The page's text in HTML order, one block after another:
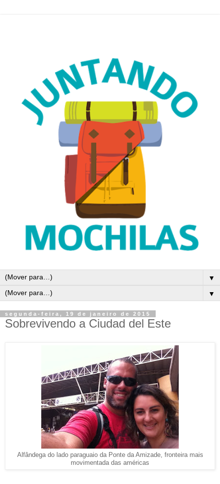
▼
▼
segunda-feira, 19 de janeiro de 2015
Sobrevivendo a Ciudad del Este
Alfândega do lado paraguaio da Ponte da Amizade, fronteira mais
movimentada das américas